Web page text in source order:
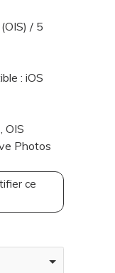
/ 5
: iOS
OIS
Photos
ce